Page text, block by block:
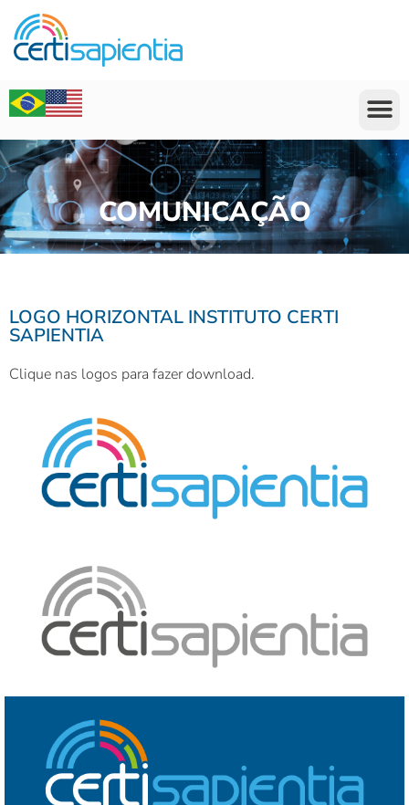
COMUNICAÇÃO
LOGO HORIZONTAL INSTITUTO CERTI
SAPIENTIA
Clique nas logos para fazer download.